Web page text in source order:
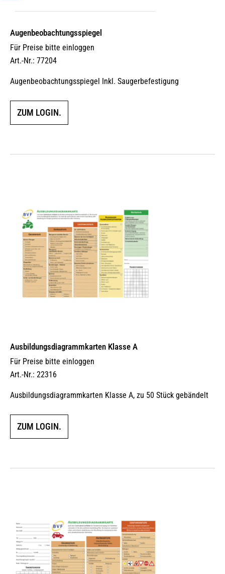
Augen­beobach­tungs­spiegel
Für Preise bitte einloggen
Art.-Nr.: 77204
Augenbeobachtungsspiegel Inkl. Saugerbefestigung
ZUM LOGIN.
Ausbildungs­dia­gramm­karten Klasse A
Für Preise bitte einloggen
Art.-Nr.: 22316
Ausbildungsdiagrammkarten Klasse A, zu 50 Stück gebändelt
ZUM LOGIN.